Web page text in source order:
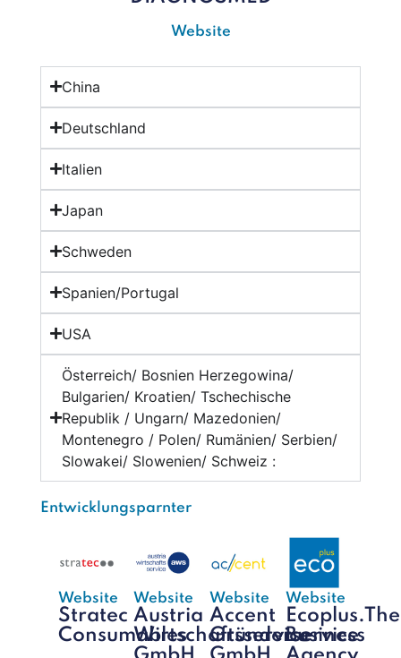
Website
China
Deutschland
Italien
Japan
Schweden
Spanien/Portugal
USA
Österreich/ Bosnien Herzegowina/
Bulgarien/ Kroatien/ Tschechische
Republik / Ungarn/ Mazedonien/
Montenegro / Polen/ Rumänien/ Serbien/
Slowakei/ Slowenien/ Schweiz :
Entwicklungsparnter
Website
Stratec
Consumables
Website
Austria
Wirtschaftsservice
Website
Accent
Gründerservice
Website
Ecoplus.The
Business